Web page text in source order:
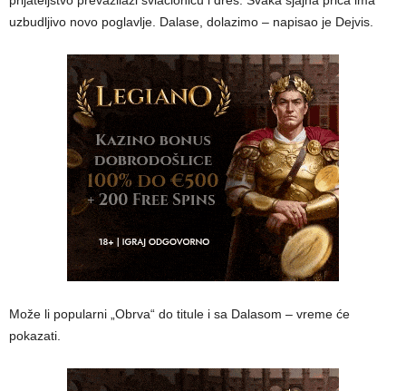
uzbudljivo novo poglavlje. Dalase, dolazimo – napisao je Dejvis.
Može li popularni „Obrva“ do titule i sa Dalasom – vreme će
pokazati.